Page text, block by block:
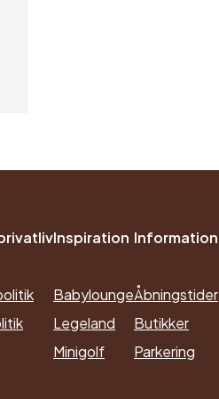
Inspiration
Babylounge
Legeland
Minigolf
Information
Åbningstider
Butikker
Parkering